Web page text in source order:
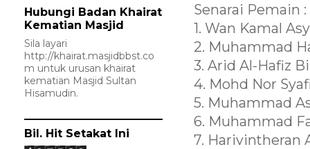
Senarai Pemain :
1. Wan Kamal
2. Muhammad
3. Arid Al-Hafiz
4. Mohd Nor
5. Muhammad
6. Muhammad
7. Harivintheran
Hubungi Badan Khairat
Kematian Masjid
Sila layari
http://khairat.masjidbbst.co
m untuk urusan khairat
kematian Masjid Sultan
Hisamudin.
Bil. Hit Setakat Ini